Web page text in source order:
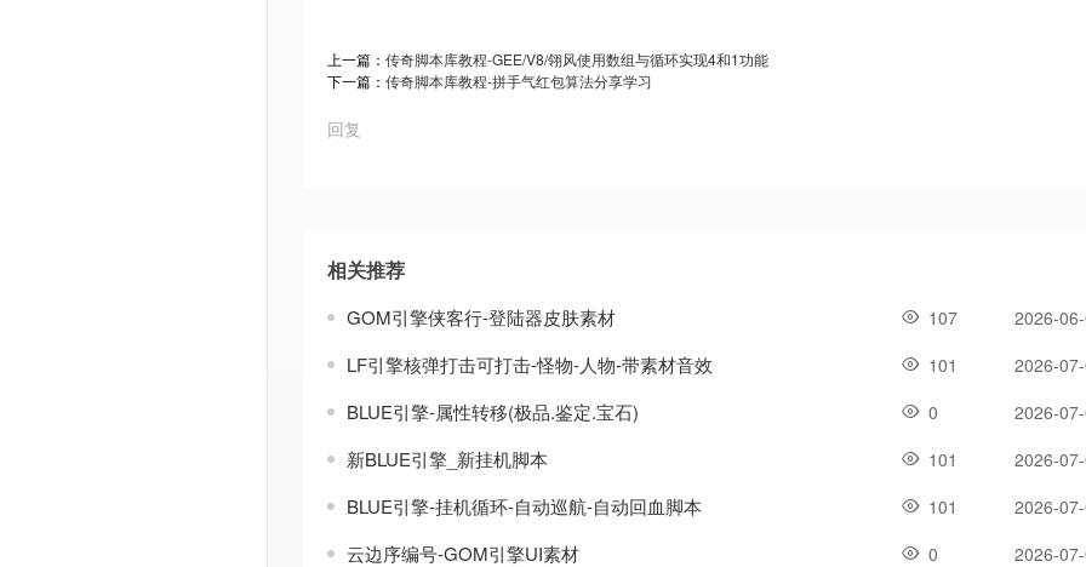
上一篇： 传奇脚本库教程-GEE/V8/翎风使用数组与循环实现4和1功能
下一篇： 传奇脚本库教程-拼手气红包算法分享学习
回复
相关推荐
GOM引擎侠客行-登陆器皮肤素材 107 2026-
LF引擎核弹打击可打击-怪物-人物-带素材音效 101 2026-
BLUE引擎-属性转移(极品.鉴定.宝石) 0 2026-
新BLUE引擎_新挂机脚本 101 2026-
BLUE引擎-挂机循环-自动巡航-自动回血脚本 101 2026-
云边序编号-GOM引擎UI素材 0 2026-